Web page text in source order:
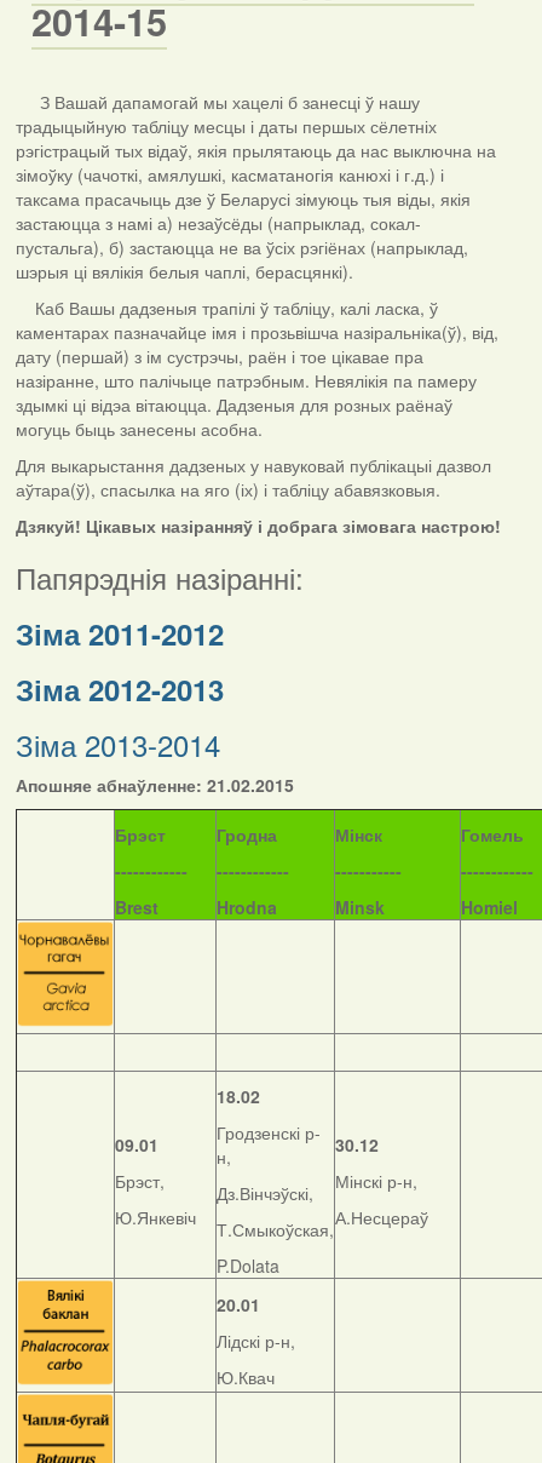
2014-15
З Вашай дапамогай мы хацелі б занесці ў нашу
традыцыйную табліцу месцы і даты першых сёлетніх
рэгістрацый тых відаў, якія прылятаюць да нас выключна на
зімоўку (чачоткі, амялушкі, касматаногія канюхі і г.д.) і
таксама прасачыць дзе ў Беларусі зімуюць тыя віды, якія
застаюцца з намі а) незаўсёды (напрыклад, сокал-
пустальга), б) застаюцца не ва ўсіх рэгіёнах (напрыклад,
шэрыя ці вялікія белыя чаплі, берасцянкі).
Каб Вашы дадзеныя трапілі ў табліцу, калі ласка, ў
каментарах пазначайце імя і прозьвішча назіральніка(ў), від,
дату (першай) з ім сустрэчы, раён і тое цікавае пра
назіранне, што палічыце патрэбным. Невялікія па памеру
здымкі ці відэа вітаюцца. Дадзеныя для розных раёнаў
могуць быць занесены асобна.
Для выкарыстання дадзеных у навуковай публікацыі дазвол
аўтара(ў), спасылка на яго (іх) і табліцу абавязковыя.
Дзякуй! Цікавых назіранняў і добрага зімовага настрою!
Папярэднія назіранні:
Зіма 2011-2012
Зіма 2012-2013
Зіма 2013-2014
Апошняе абнаўленне: 21.02.2015
Брэст
------------
Brest
Гродна
------------
Hrodna
Мінск
-----------
Minsk
Гомель
------------
Homiel
09.01
Брэст,
Ю.Янкевіч
18.02
Гродзенскі р-
н,
Дз.Вінчэўскі,
Т.Смыкоўская,
P.Dolata
30.12
Мінскі р-н,
А.Несцераў
20.01
Лідскі р-н,
Ю.Квач